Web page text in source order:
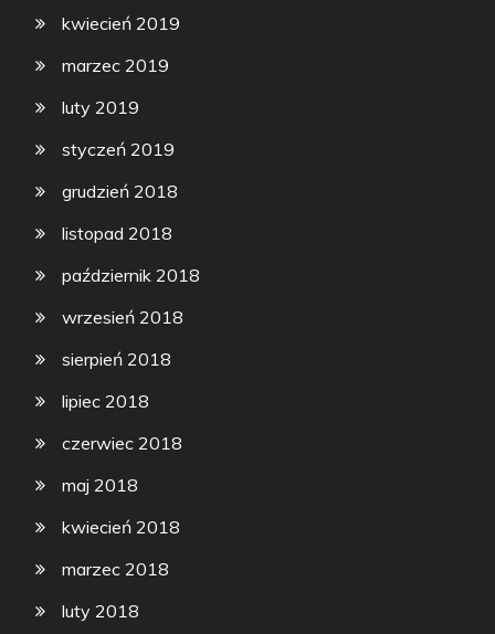
kwiecień 2019
marzec 2019
luty 2019
styczeń 2019
grudzień 2018
listopad 2018
październik 2018
wrzesień 2018
sierpień 2018
lipiec 2018
czerwiec 2018
maj 2018
kwiecień 2018
marzec 2018
luty 2018